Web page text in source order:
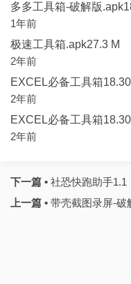
多多工具箱-破解版
1年前
极速工具箱.apk27.3 M
2年前
EXCEL必备工具箱
2年前
EXCEL必备工具箱
2年前
下一篇 • 社恐快跑助手1.1
上一篇 • 带壳截图录屏-破